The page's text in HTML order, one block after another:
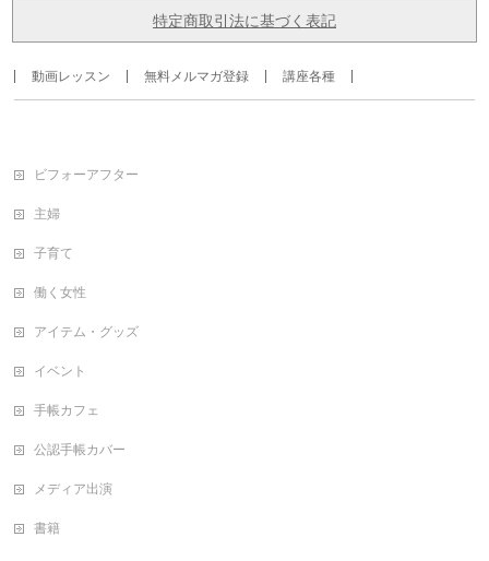
特定商取引法に基づく表記
動画レッスン 無料メルマガ登録 講座各種
ビフォーアフター
主婦
子育て
働く女性
アイテム・グッズ
イベント
手帳カフェ
公認手帳カバー
メディア出演
書籍